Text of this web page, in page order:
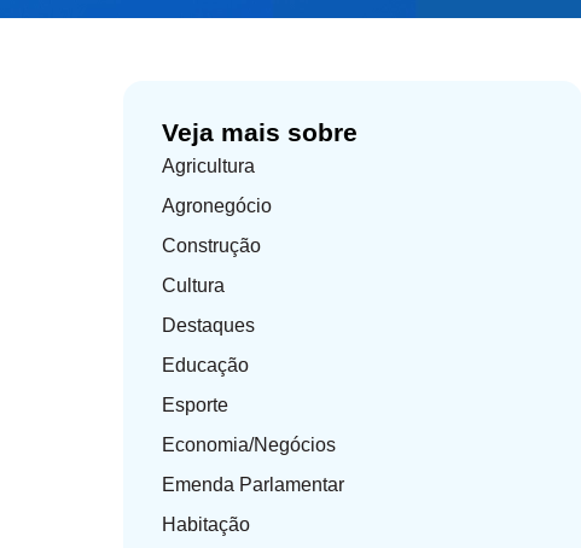
Veja mais sobre
Agricultura
Agronegócio
Construção
Cultura
Destaques
Educação
Esporte
Economia/Negócios
Emenda Parlamentar
Habitação